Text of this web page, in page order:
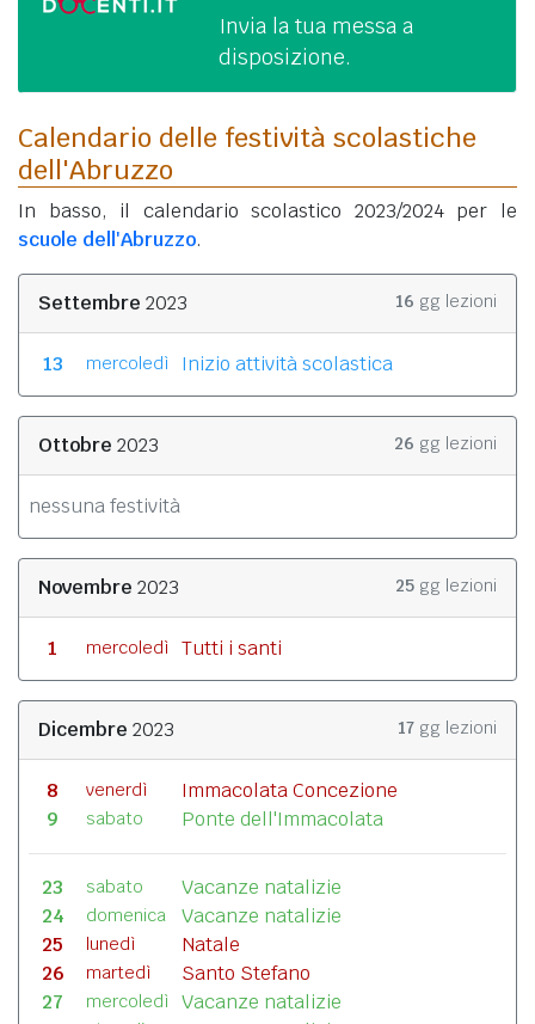
Invia la tua messa a
disposizione.
Calendario delle festività scolastiche
dell'Abruzzo
In basso, il calendario scolastico 2023/2024 per le
scuole dell'Abruzzo.
Settembre 2023 16 gg lezioni
13 mercoledì Inizio attività scolastica
Ottobre 2023 26 gg lezioni
nessuna festività
Novembre 2023 25 gg lezioni
1 mercoledì Tutti i santi
Dicembre 2023 17 gg lezioni
8 venerdì
Immacolata Concezione
9
sabato Ponte dell'Immacolata
23 sabato
Vacanze natalizie
24
domenica
Vacanze natalizie
25
lunedì
Natale
26
martedì
Santo Stefano
27
mercoledì
Vacanze natalizie